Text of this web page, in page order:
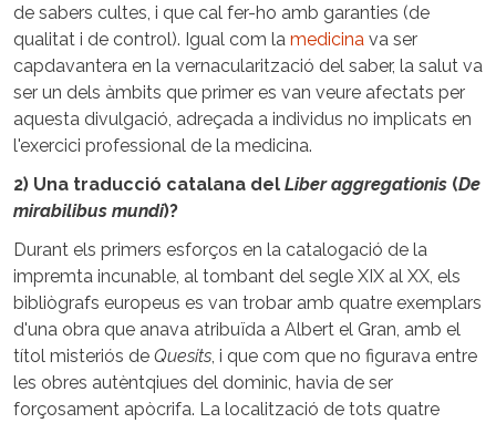
de sabers cultes, i que cal fer-ho amb garanties (de
qualitat i de control). Igual com la medicina va ser
capdavantera en la vernacularització del saber, la salut va
ser un dels àmbits que primer es van veure afectats per
aquesta divulgació, adreçada a individus no implicats en
l'exercici professional de la medicina.
2) Una traducció catalana del Liber aggregationis (De
mirabilibus mundi)?
Durant els primers esforços en la catalogació de la
impremta incunable, al tombant del segle XIX al XX, els
bibliògrafs europeus es van trobar amb quatre exemplars
d'una obra que anava atribuïda a Albert el Gran, amb el
títol misteriós de Quesits, i que com que no figurava entre
les obres autèntqiues del dominic, havia de ser
forçosament apòcrifa. La localització de tots quatre